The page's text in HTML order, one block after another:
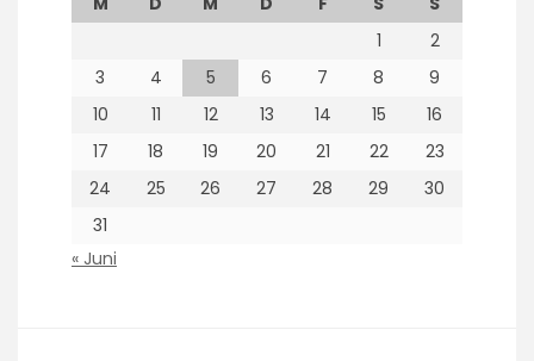
1
2
3
4 5 6 7 8
9
10
11 12 13 14 15
16
17
18 19 20 21 22
23
24
25 26 27 28 29
30
31
« Juni